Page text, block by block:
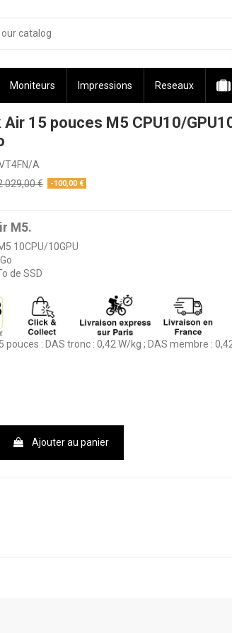
Moniteurs Impressions Reseaux
15 pouces M5 CPU10/
A
029,00 €
-100,00 €
M5.
10CPU/10GPU
de SSD
pouces : DAS tronc : 0,42 W/kg ; DAS membre :
Ajouter au panier